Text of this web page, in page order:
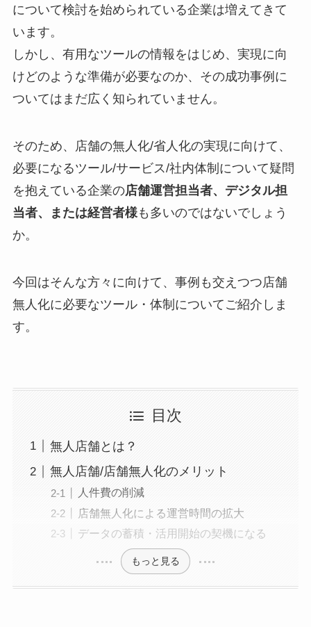
について検討を始められている企業は増えてきて
います。
しかし、有用なツールの情報をはじめ、実現に向
けどのような準備が必要なのか、その成功事例に
ついてはまだ広く知られていません。
そのため、店舗の無人化/省人化の実現に向けて、
必要になるツール/サービス/社内体制について疑問
を抱えている企業の店舗運営担当者、デジタル担
当者、または経営者様も多いのではないでしょう
か。
今回はそんな方々に向けて、事例も交えつつ店舗
無人化に必要なツール・体制についてご紹介しま
す。
目次
無人店舗とは？
無人店舗/店舗無人化のメリット
人件費の削減
店舗無人化による運営時間の拡大
データの蓄積・活用開始の契機になる
もっと見る